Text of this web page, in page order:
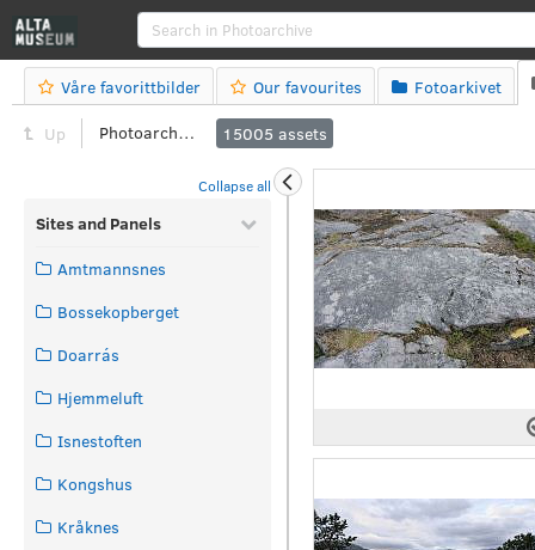
 Våre favorittbilder  Our favourites  Fotoarkivet
Up Photoarchive 15005 assets
Collapse all
Sites and Panels
Amtmannsnes
Bossekopberget
Doarrás
Hjemmeluft
Isnestoften
Kongshus
Kråknes